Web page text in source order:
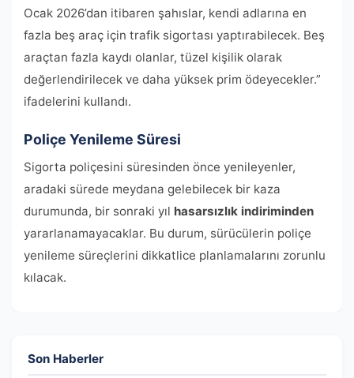
Ocak 2026’dan itibaren şahıslar, kendi adlarına en
fazla beş araç için trafik sigortası yaptırabilecek. Beş
araçtan fazla kaydı olanlar, tüzel kişilik olarak
değerlendirilecek ve daha yüksek prim ödeyecekler.”
ifadelerini kullandı.
Poliçe Yenileme Süresi
Sigorta poliçesini süresinden önce yenileyenler,
aradaki sürede meydana gelebilecek bir kaza
durumunda, bir sonraki yıl hasarsızlık indiriminden
yararlanamayacaklar. Bu durum, sürücülerin poliçe
yenileme süreçlerini dikkatlice planlamalarını zorunlu
kılacak.
Son Haberler